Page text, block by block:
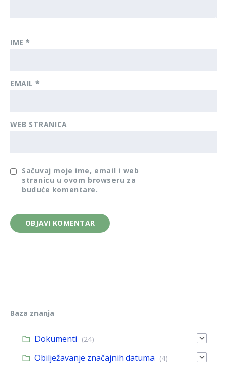
IME*
EMAIL*
WEB STRANICA
Sačuvaj moje ime, email i web
stranicu u ovom browseru za
buduće komentare.
Baza znanja
Dokumenti (24)
Obilježavanje značajnih datuma (4)